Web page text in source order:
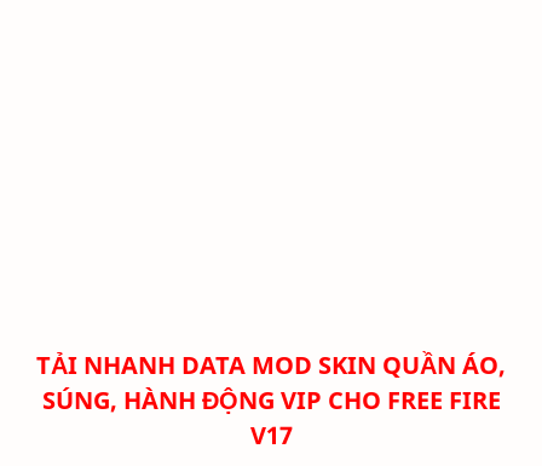
TẢI NHANH DATA MOD SKIN QUẦN ÁO,
SÚNG, HÀNH ĐỘNG VIP CHO FREE FIRE
V17